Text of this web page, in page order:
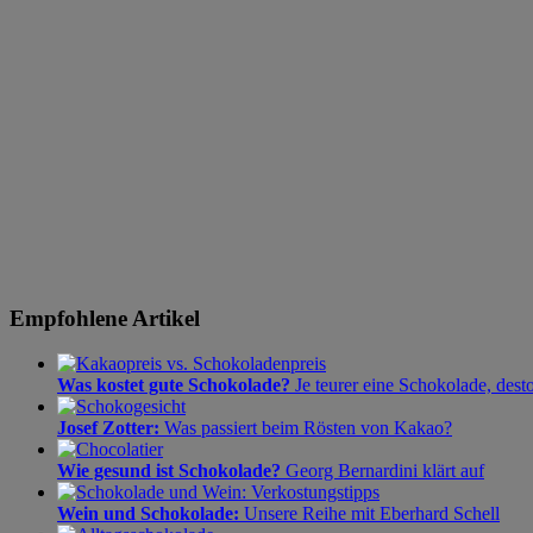
Empfohlene Artikel
Was kostet gute Schokolade? Je teurer eine Schokolade,
Josef Zotter: Was passiert beim Rösten von Kakao?
Wie gesund ist Schokolade? Georg Bernardini klärt auf
Wein und Schokolade: Unsere Reihe mit Eberhard Schell